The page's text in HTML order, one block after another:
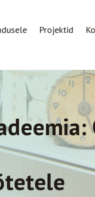
Projektid